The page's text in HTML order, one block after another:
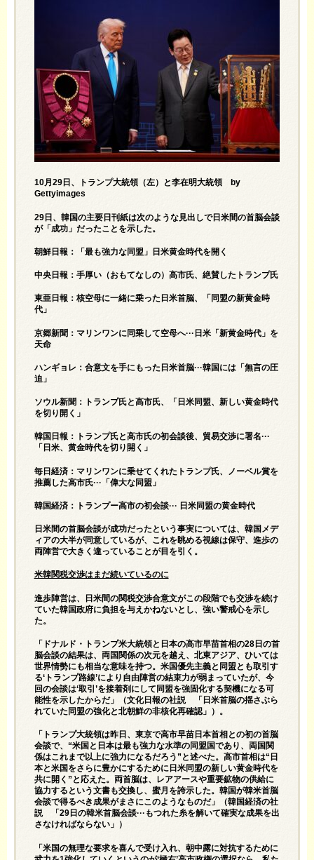
10月29日、トランプ大統領（左）と李在明大統領 by
Gettyimages
29日、韓国の主要日刊紙は次のような見出しで日米間の首脳会談
が「成功」だったことを示した。
朝鮮日報：「最も強力な同盟」日米黄金時代を開く
中央日報：手厚い（おもてなしの）高市氏、絶賛したトランプ氏
東亜日報：核空母に一緒に乗った日米首脳、「同盟の新黄金時
代」
京郷新聞：マリンワンに同乗して空母へ···日米「新黄金時代」を
天命
ハンギョレ：合意文を手にもった日米首脳···韓国には「無言の圧
迫」
ソウル新聞：トランプ氏と高市氏、「日米同盟、新しい黄金時代
を切り開く」
韓国日報：トランプ氏と高市氏の初会談後、貿易交渉に署名···
「日米、黄金時代を切り開く」
毎日経済：マリンワンに乗せてくれたトランプ氏、ノーベル賞を
推薦した高市氏···「偉大な同盟」
韓国経済：トランプー高市の初会談··· 日米同盟の黄金時代
日米間の首脳会談が成功だったという事実については、韓国メデ
ィアの大半が同意しているが、これを眺める視線は保守、進歩の
両陣営で大きく違っていることが目を引く。
米韓関税交渉はまだ続いているのに
進歩陣営は、日米間の関税交渉合意文がこの段階でも交渉を続け
ていた韓国政府に負担を与えかねないとし、強い警戒心を示し
た。
「ドナルド・トランプ米大統領と日本の高市早苗首相の28日の首
脳会談の結果は、両国関係の次元を越え、北東アジア、ひいては
世界情勢にも相当な意味を持つ。米国優先主義と同盟とも取引す
る‘トランプ路線’により自由陣営の結束力が弱まっていたが、今
回の会談は‘取引’を接着剤にして同盟を強固化する契機になる可
能性を示したからだ」（文化日報の社説 「日米首脳の揺さぶら
れていた同盟の強化と北朝鮮の非核化再確認」）。
「トランプ大統領は昨日、東京で高市早苗日本首相との初の首脳
会談で、“米国と日本は最も強力な水準の同盟国であり、両国関
係はこれまで以上に強力になるだろう”と述べた。高市首相は“日
本と米国をさらに豊かにするために日米同盟の新しい黄金時代を
共に開く”と応えた。両首脳は、レアアースや重要鉱物の供給に
協力するという文書も交換し、蜜月を誇示した。韓国が韓米首脳
会談で得るべき成果がまさにこのようなものだ」（韓国経済の社
説 「29日の韓米首脳会談···もつれた糸を解いて確実な成果を出
さなければならない」）
「米国の無理な要求を喜んで受け入れ、朝中露に対抗するために